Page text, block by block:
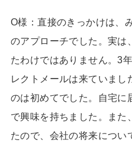
O様：直接のきっかけは、
のアプローチでした。実は、
たわけではありません。3
レクトメールは来ていまし
のは初めてでした。自宅に
で興味を持ちました。また
たので、会社の将来につい